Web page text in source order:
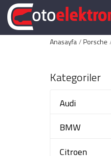
Anasayfa Porsche
Kategoriler
Audi
BMW
Citroen